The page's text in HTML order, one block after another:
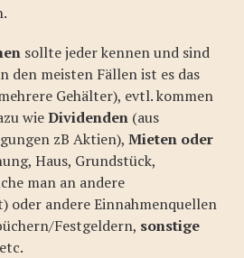
sollte jeder kennen und sind
den meisten Fällen ist es das
Gehälter), evtl. kommen
wieDividenden (aus
zB Aktien), Mieten oder
Haus, Grundstück,
man an andere
oder andere Einnahmenquellen
Festgeldern, sonstige
etc.